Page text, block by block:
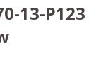
13-P123